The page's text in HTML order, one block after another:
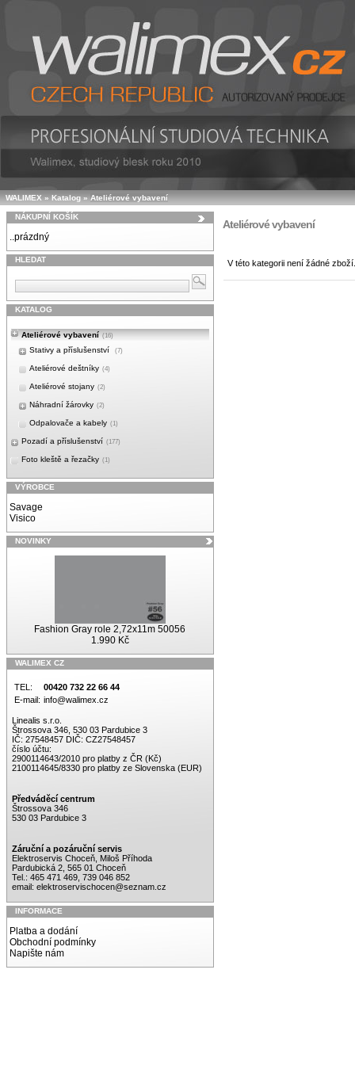
WALIMEX » Katalog » Ateliérové vybavení
NÁKUPNÍ KOŠÍK
..prázdný
HLEDAT
KATALOG
Ateliérové vybavení (16)
Stativy a příslušenství (7)
Ateliérové deštníky (4)
Ateliérové stojany (2)
Náhradní žárovky (2)
Odpalovače a kabely (1)
Pozadí a příslušenství (177)
Foto kleště a řezačky (1)
VÝROBCE
Savage
Visico
NOVINKY
Fashion Gray role 2,72x11m 50056
1.990 Kč
WALIMEX CZ
TEL:
00420 732 22 66 44
E-mail: info@walimex.cz
Linealis s.r.o.
Štrossova 346, 530 03 Pardubice 3
IČ: 27548457 DIČ: CZ27548457
číslo účtu:
2900114643/2010 pro platby z ČR (Kč)
2100114645/8330 pro platby ze Slovenska (EUR)
Předváděcí centrum
Štrossova 346
530 03 Pardubice 3
Záruční a pozáruční servis
Elektroservis Choceň, Miloš Příhoda
Pardubická 2, 565 01 Choceň
Tel.: 465 471 469, 739 046 852
email: elektroservischocen@seznam.cz
INFORMACE
Platba a dodání
Obchodní podmínky
Napište nám
Ateliérové vybavení
V této kategorii není žádné zboží.